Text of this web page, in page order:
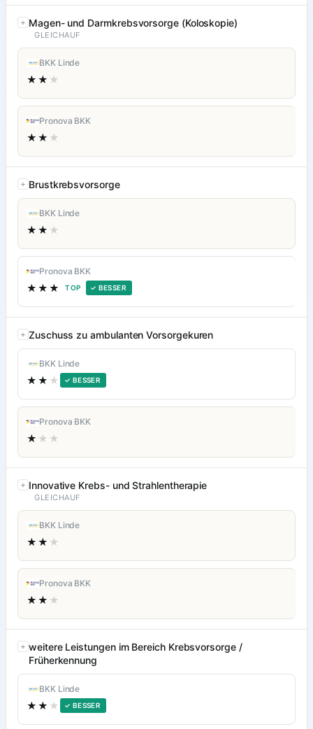
Magen- und Darmkrebsvorsorge (Koloskopie)
GLEICHAUF
BKK Linde
★★ ★
Pronova BKK
★★ ★
Brustkrebsvorsorge
BKK Linde
★★ ★
Pronova BKK
★★★ TOP ✓ BESSER
Zuschuss zu ambulanten Vorsorgekuren
BKK Linde
★★ ★ ✓ BESSER
Pronova BKK
★ ★★
Innovative Krebs- und Strahlentherapie
GLEICHAUF
BKK Linde
★★ ★
Pronova BKK
★★ ★
weitere Leistungen im Bereich Krebsvorsorge /
Früherkennung
BKK Linde
★★ ★ ✓ BESSER